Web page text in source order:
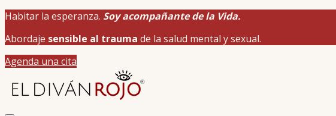
Habitar la esperanza. Soy acompañante de la Vida.
Abordaje sensible al trauma de la salud mental y sexual.
Agenda una cita